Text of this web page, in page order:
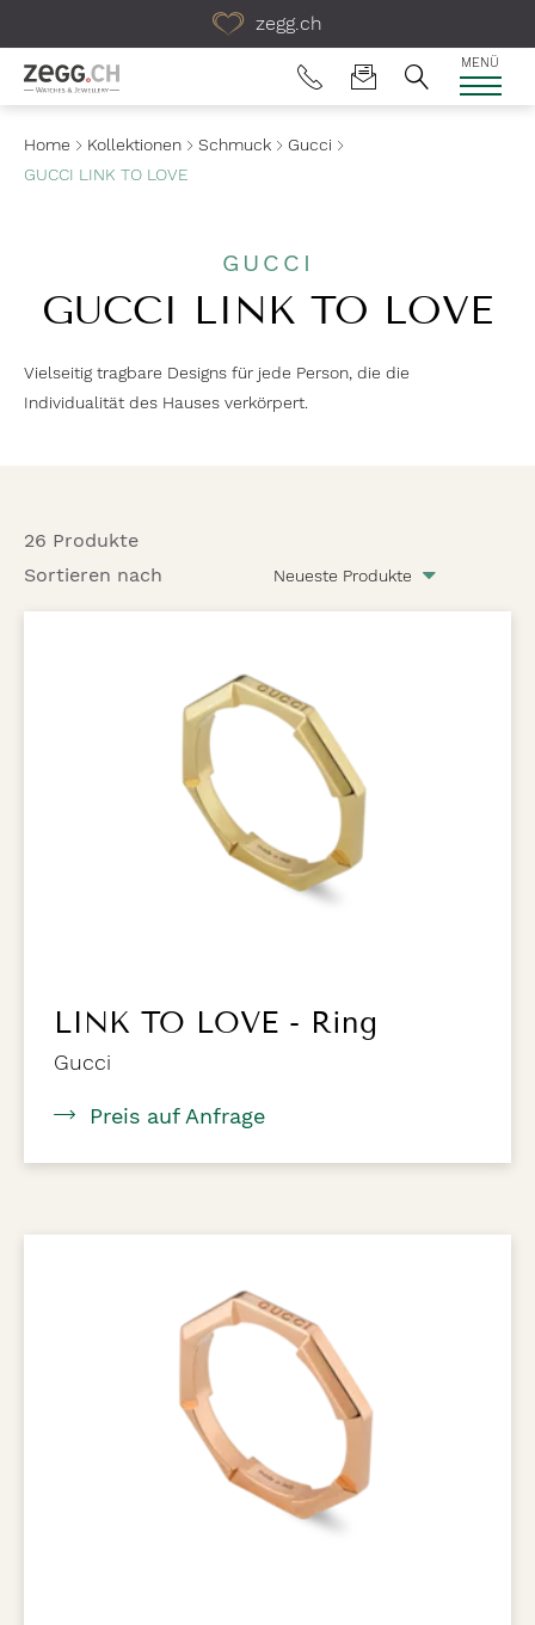
zegg.ch
MENÜ
Home Kollektionen Schmuck
Gucci
GUCCI LINK TO LOVE
GUCCI
GUCCI LINK TO LOVE
Vielseitig tragbare Designs für jede Person, die die
Individualität des Hauses verkörpert.
26 Produkte
Sortieren nach
LINK TO LOVE - Ring
Gucci
Preis auf Anfrage